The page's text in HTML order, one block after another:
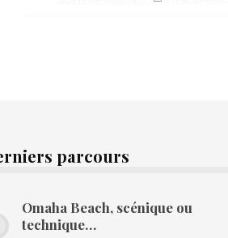
parcours
Omaha Beach, scénique ou
technique…